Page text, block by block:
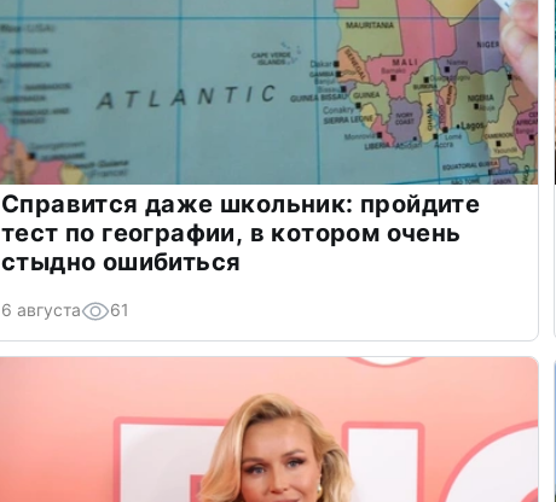
Справится даже школьник: пройдите
тест по географии, в котором очень
стыдно ошибиться
6 августа 61